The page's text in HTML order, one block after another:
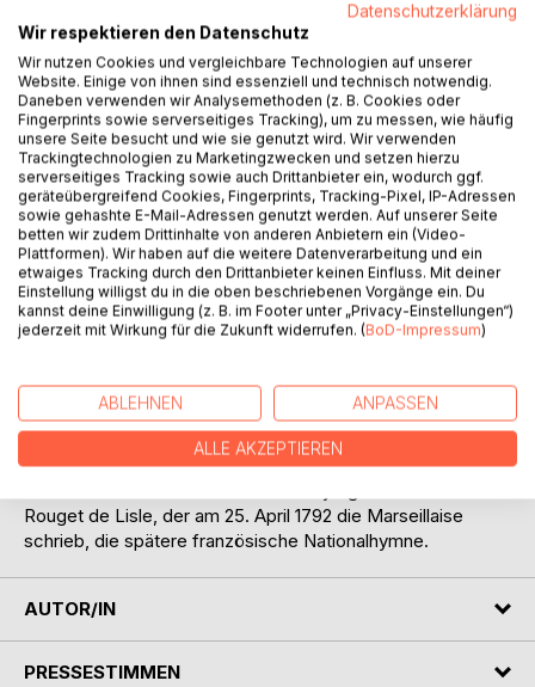
Stefan Zweig: Sternstunden der Menschheit: Zwölf
historische Miniaturen | 2022er Neuausgabe, mit
erklärenden Fußnoten | Der Titel »Sternstunde« ist von
Stefan Zweigs Rezensenten gelegentlich missverstanden
worden. Sie kritisierten, wie man auch das Scheitern eines
Menschen, etwa Robert Scotts dramatisches Scheitern am
Südpol, als »Sternstunde« bezeichnen könne. Doch Zweig
verstand den Begriff als dramatisch geballten,
schicksalsträchtigen Moment, in dem »eine
zeitüberdauernde Entscheidung auf ein einziges Datum,
eine einzige Stunde und oft nur eine Minute
zusammengedrängt ist«. - Oft sind es Schnittstellen, an
denen das vermeintlich Private historisch, politisch,
Geschichte macht - oder geschichtlich scheitert. Scheitert
wie Johann August Sutter, der Besitzer der »Sutter's Mill«
auf dessen Gelände Arbeiter Goldnuggets fanden, was den
großen kalifornischen Goldrausch von 1848 auslöste. -
Rouget de Lisle, der am 25. April 1792 die Marseillaise
schrieb, die spätere französische Nationalhymne.
AUTOR/IN
PRESSESTIMMEN
Datenschutzerklärung
Wir respektieren den Datenschutz
Wir nutzen Cookies und vergleichbare Technologien auf unserer
Website. Einige von ihnen sind essenziell und technisch notwendig.
Daneben verwenden wir Analysemethoden (z. B. Cookies oder
Fingerprints sowie serverseitiges Tracking), um zu messen, wie häufig
unsere Seite besucht und wie sie genutzt wird. Wir verwenden
Trackingtechnologien zu Marketingzwecken und setzen hierzu
serverseitiges Tracking sowie auch Drittanbieter ein, wodurch ggf.
geräteübergreifend Cookies, Fingerprints, Tracking-Pixel, IP-Adressen
sowie gehashte E-Mail-Adressen genutzt werden. Auf unserer Seite
betten wir zudem Drittinhalte von anderen Anbietern ein (Video-
Plattformen). Wir haben auf die weitere Datenverarbeitung und ein
etwaiges Tracking durch den Drittanbieter keinen Einfluss. Mit deiner
Einstellung willigst du in die oben beschriebenen Vorgänge ein. Du
kannst deine Einwilligung (z. B. im Footer unter „Privacy-Einstellungen“)
jederzeit mit Wirkung für die Zukunft widerrufen. (BoD-Impressum)
ABLEHNEN ANPASSEN
ALLE AKZEPTIEREN